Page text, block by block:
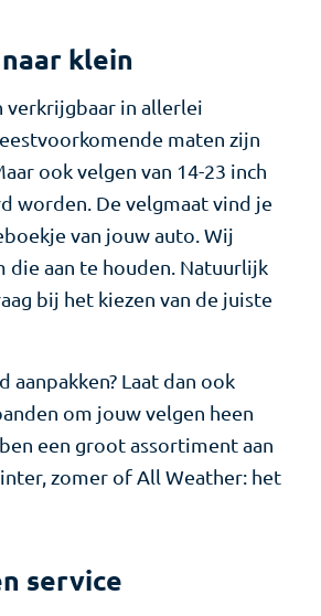
klein
verkrijgbaar in allerlei
maten zijn
ook velgen van 14-23 inch
worden. De velgmaat vind je
van jouw auto. Wij
die aan te houden. Natuurlijk
bij het kiezen van de juiste
aanpakken? Laat dan ook
om jouw velgen heen
een groot assortiment aan
zomer of All Weather: het
service